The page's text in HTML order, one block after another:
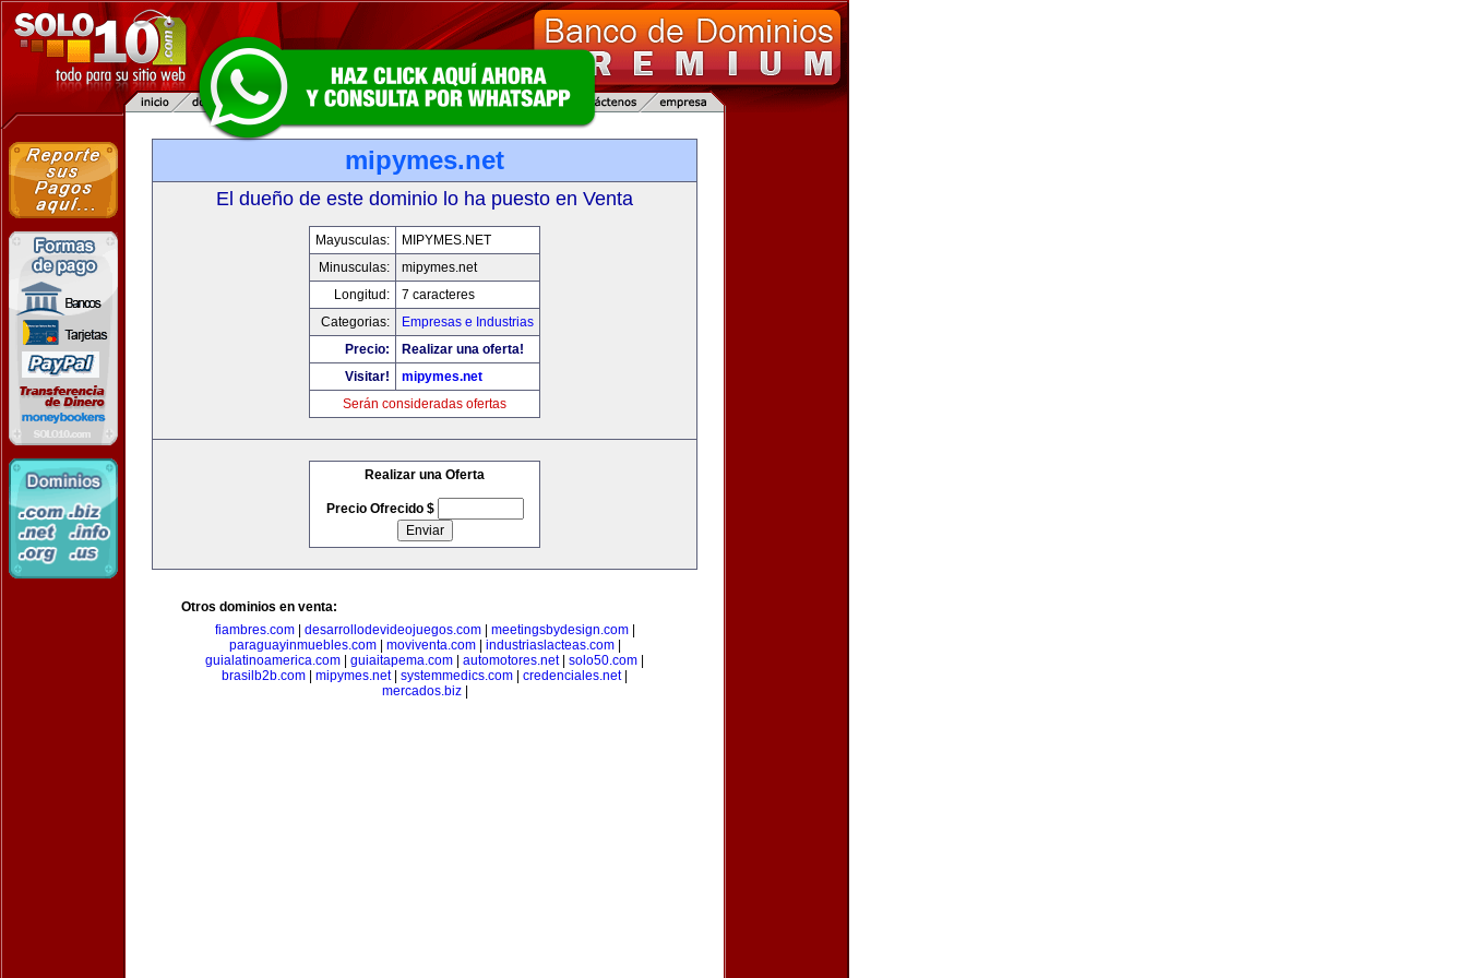
mipymes.net
El dueño de este dominio lo ha puesto en Venta
Mayusculas:
MIPYMES.NET
Minusculas:
mipymes.net
Longitud:
7 caracteres
Categorias:
Empresas e Industrias
Precio:
Realizar una oferta!
Visitar!
mipymes.net
Serán consideradas ofertas
Realizar una Oferta
Precio Ofrecido $
Otros dominios en venta:
fiambres.com| desarrollodevideojuegos.com| meetingsbydesign.com|
paraguayinmuebles.com| moviventa.com| industriaslacteas.com|
guialatinoamerica.com
guiaitapema.com automotores.net| solo50.com
brasilb2b.com
mipymes.net| systemmedics.com credenciales.net|
mercados.biz|